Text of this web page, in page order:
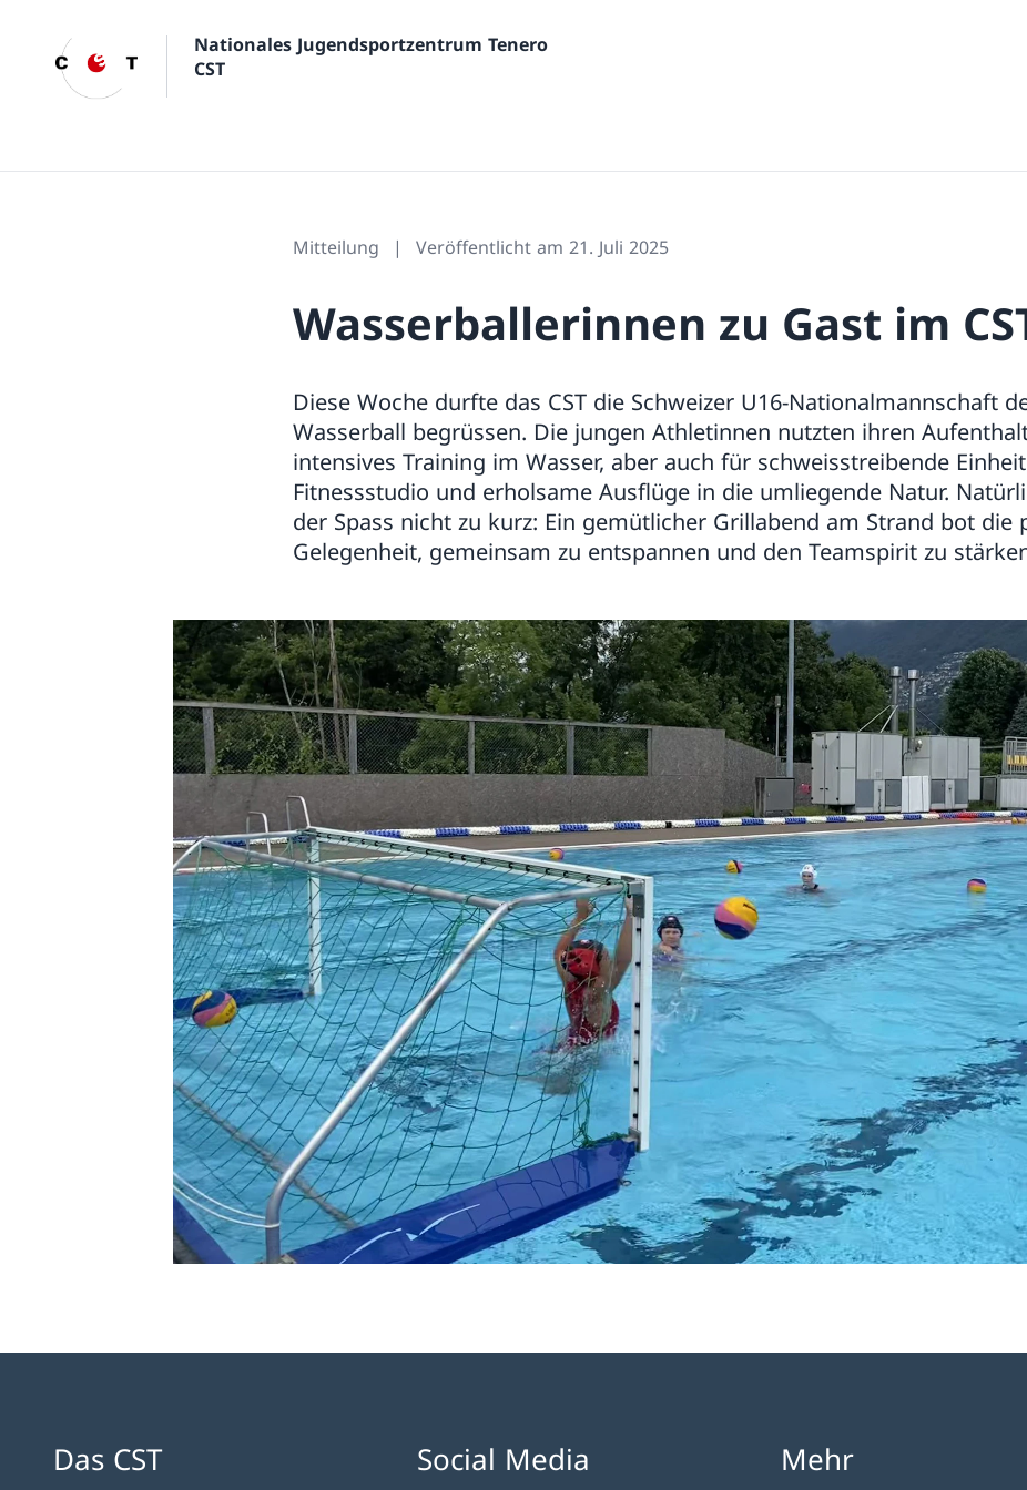
Nationales Jugendsportzentrum Tenero
CST
Mitteilung Veröffentlicht am 21. Juli 2025
Wasserballerinnen zu Gast im
Diese Woche durfte das CST die Schweizer U16-Nationalmannschaft
Wasserball begrüssen. Die jungen Athletinnen nutzten ihren
intensives Training im Wasser, aber auch für schweisstreibende
Fitnessstudio und erholsame Ausflüge in die umliegende Natur.
der Spass nicht zu kurz: Ein gemütlicher Grillabend am Strand bot die
Gelegenheit, gemeinsam zu entspannen und den Teamspirit zu
Das CST Social Media Mehr